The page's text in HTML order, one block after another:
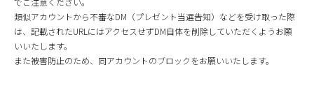
類似アカウントから不審なDM（プレゼント当選告知）などを受け取った際
は、記載されたURLにはアクセスせずDM自体を削除していただくようお願
いいたします。
また被害防止のため、同アカウントのブロックをお願いいたします。